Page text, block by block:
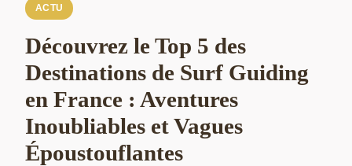
ACTU
Découvrez le Top 5 des
Destinations de Surf Guiding
en France : Aventures
Inoubliables et Vagues
Époustouflantes